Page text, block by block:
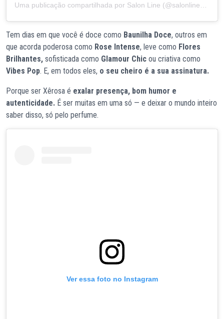
Tem dias em que você é doce como Baunilha Doce, outros em
que acorda poderosa como Rose Intense, leve como Flores
Brilhantes, sofisticada como Glamour Chic ou criativa como
Vibes Pop. E, em todos eles, o seu cheiro é a sua assinatura.
Porque ser Xêrosa é exalar presença, bom humor e
autenticidade. É ser muitas em uma só — e deixar o mundo inteiro
saber disso, só pelo perfume.
Ver essa foto no Instagram